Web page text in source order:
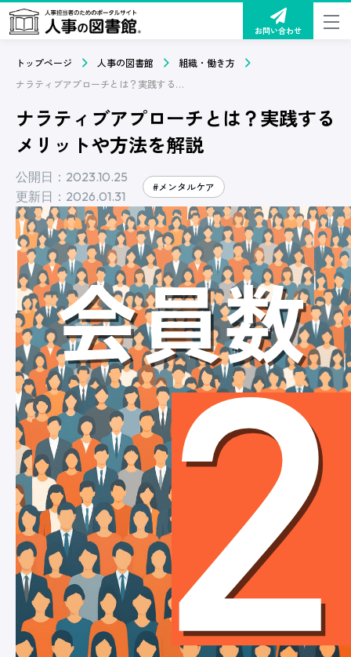
お問い合わせ
トップページ 人事の図書館
組織・働き方
ナラティブアプローチとは？実践するメリットや方法を解説
ナラティブアプローチとは？実践する
メリットや方法を解説
公開日：2023.10.25
更新日：2026.01.31
#メンタルケア